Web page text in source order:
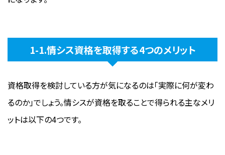
1-1.情シス資格を取得する4つのメリット
資格取得を検討している方が気になるのは「実際に何が変わ
るのか」でしょう。情シスが資格を取ることで得られる主なメリ
ットは以下の4つです。